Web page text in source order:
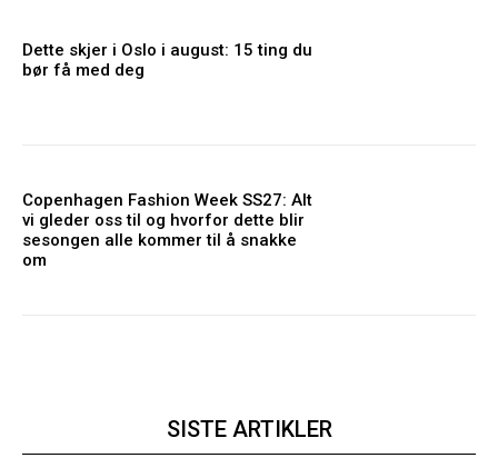
Dette skjer i Oslo i august: 15 ting du
bør få med deg
Copenhagen Fashion Week SS27: Alt
vi gleder oss til og hvorfor dette blir
sesongen alle kommer til å snakke
om
SISTE ARTIKLER